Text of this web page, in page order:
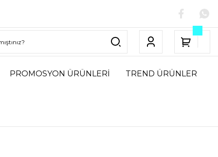
PROMOSYON ÜRÜNLERİ TREND ÜRÜNLER